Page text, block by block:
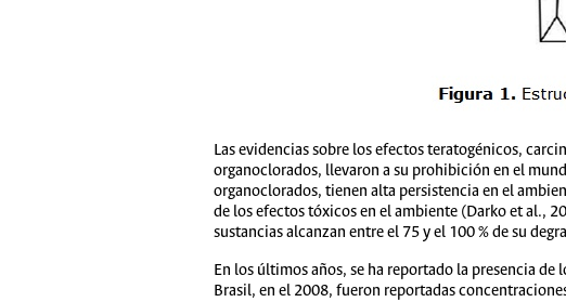
Las evidencias sobre los efectos teratogénicos,
organoclorados, llevaron a su prohibición en el
organoclorados, tienen alta persistencia en el
de los efectos tóxicos en el ambiente (Darko et al.,
sustancias alcanzan entre el 75 y el 100 % de su
En los últimos años, se ha reportado la presencia
Brasil, en el 2008, fueron reportadas